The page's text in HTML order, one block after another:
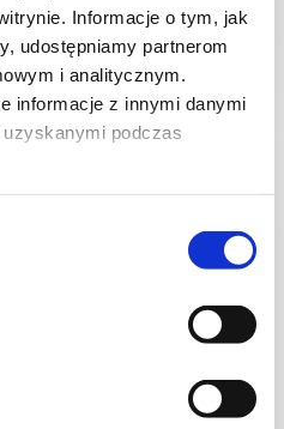
Informacje o tym, jak
udostępniamy partnerom
i analitycznym.
informacje z innymi danymi
podczas
4798 kcal 15